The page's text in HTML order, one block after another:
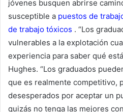
jóvenes busquen abrirse
susceptible a puestos de
de trabajo tóxicos . “Los
vulnerables a la explotación
experiencia para saber qué
Hughes. “Los graduados
que es realmente competitivo,
desesperados por aceptar un
quizás no tenga las mejores